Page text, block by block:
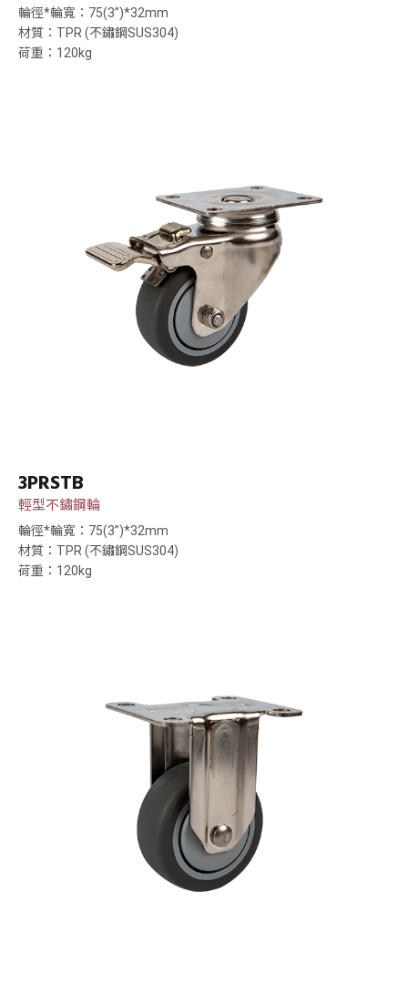
輪徑*輪寬：75(3”)*32mm
材質：TPR (不鏽鋼SUS304)
荷重：120kg
3PRSTB
輕型不鏽鋼輪
輪徑*輪寬：75(3”)*32mm
材質：TPR (不鏽鋼SUS304)
荷重：120kg